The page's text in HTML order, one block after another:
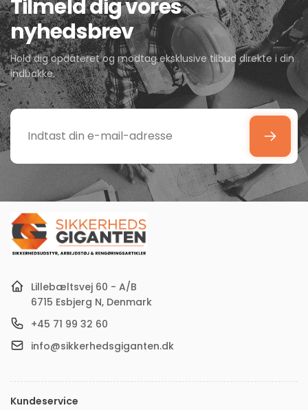
Tilmeld dig vores
nyhedsbrev
Hold dig opdateret og modtag eksklusive tilbud direkte i din
indbakke.
Indtast
e-
mail-
adresse
Lillebæltsvej 60 - A/B
6715 Esbjerg N, Denmark
+45 71 99 32 60
info@sikkerhedsgiganten.dk
Kundeservice